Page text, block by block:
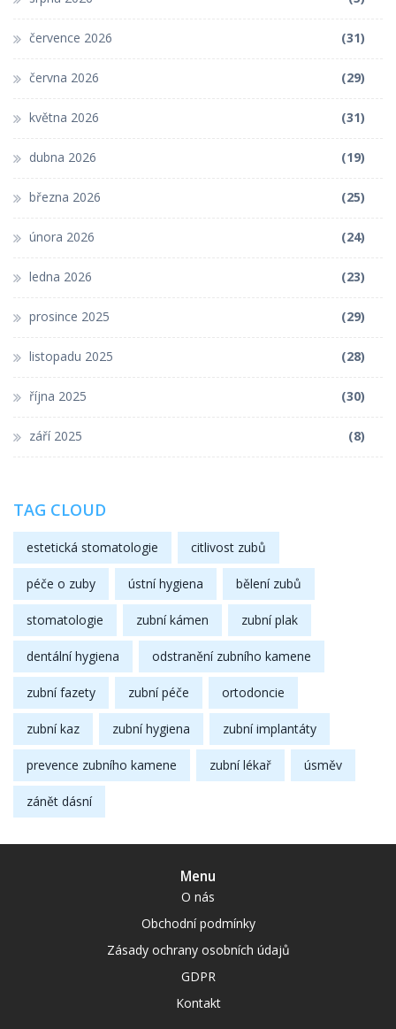
července 2026 (31)
června 2026 (29)
května 2026 (31)
dubna 2026 (19)
března 2026 (25)
února 2026 (24)
ledna 2026 (23)
prosince 2025 (29)
listopadu 2025 (28)
října 2025 (30)
září 2025 (8)
TAG CLOUD
estetická stomatologie citlivost zubů
péče o zuby ústní hygiena bělení zubů
stomatologie zubní kámen zubní plak
dentální hygiena odstranění zubního kamene
zubní fazety zubní péče ortodoncie
zubní kaz zubní hygiena zubní implantáty
prevence zubního kamene zubní lékař úsměv
zánět dásní
Menu
O nás
Obchodní podmínky
Zásady ochrany osobních údajů
GDPR
Kontakt